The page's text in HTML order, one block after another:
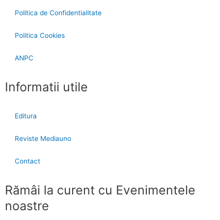
Politica de Confidentialitate
Politica Cookies
ANPC
Informatii utile
Editura
Reviste Mediauno
Contact
Rămâi la curent cu Evenimentele
noastre